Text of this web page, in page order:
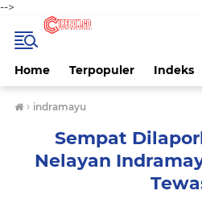
-->
Home Terpopuler Indeks
› indramayu
Sempat
Nelayan